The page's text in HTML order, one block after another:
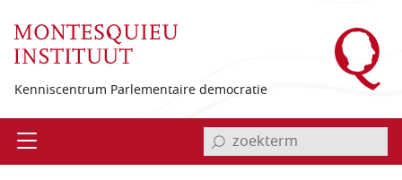
Kenniscentrum Parlementaire democratie
Open invoerveld zoekterm